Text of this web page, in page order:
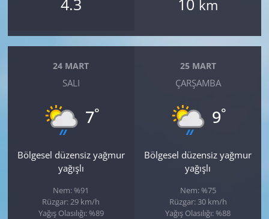
4.3 10 km
24 MART
SALI
7°
Bölgesel düzensiz yağmur
yağışlı
Nem: %91
Rüzgar: 29 km/h
Yağış Olasılığı: %89
25 MART
ÇARŞAMBA
9°
Bölgesel düzensiz yağmur
yağışlı
Nem: %75
Rüzgar: 30 km/h
Yağış Olasılığı: %88